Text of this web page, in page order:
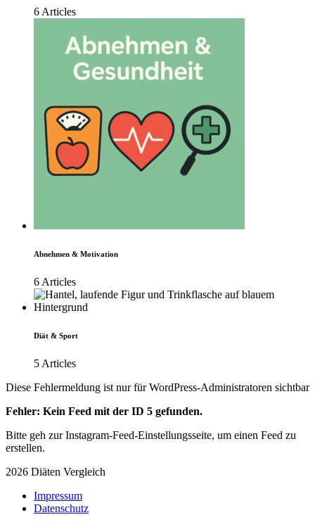
6 Articles
Abnehmen & Motivation
6 Articles
Diät & Sport
5 Articles
Diese Fehlermeldung ist nur für WordPress-Administratoren sichtbar
Fehler: Kein Feed mit der ID 5 gefunden.
Bitte geh zur Instagram-Feed-Einstellungsseite, um einen Feed zu
erstellen.
2026 Diäten Vergleich
Impressum
Datenschutz